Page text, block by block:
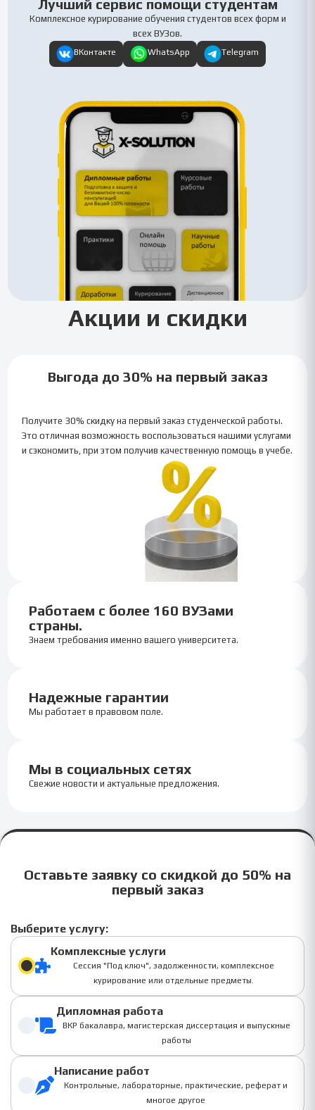
Лучший сервис помощи студентам
Комплексное курирование обучения студентов всех форм и
всех ВУЗов.
ВКонтакте WhatsApp Telegram
Акции и скидки
Выгода до 30% на первый заказ
Получите 30% скидку на первый заказ студенческой работы.
Это отличная возможность воспользоваться нашими услугами
и сэкономить, при этом получив качественную помощь в учебе.
Работаем с более 160 ВУЗами
страны.
Знаем требования именно вашего университета.
Надежные гарантии
Мы работает в правовом поле.
Мы в социальных сетях
Свежие новости и актуальные предложения.
Оставьте заявку со скидкой до 50% на
первый заказ
Выберите услугу:
Комплексные услуги
Сессия "Под ключ", задолженности, комплексное
курирование или отдельные предметы.
Дипломная работа
ВКР бакалавра, магистерская диссертация и выпускные
работы
Написание работ
Контрольные, лабораторные, практические, реферат и
многое другое